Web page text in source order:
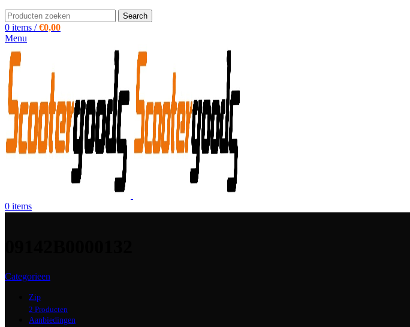
Search
0 items / €0,00
Menu
0 items
Categorieen
Zip
2 Producten
Aanbiedingen